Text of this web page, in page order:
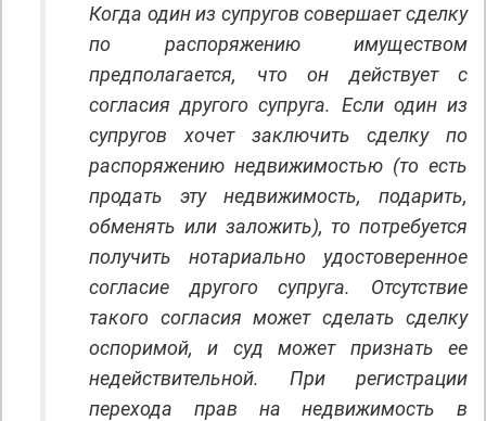
Когда один из супругов совершает сделку
по распоряжению имуществом
предполагается, что он действует с
согласия другого супруга. Если один из
супругов хочет заключить сделку по
распоряжению недвижимостью (то есть
продать эту недвижимость, подарить,
обменять или заложить), то потребуется
получить нотариально удостоверенное
согласие другого супруга. Отсутствие
такого согласия может сделать сделку
оспоримой, и суд может признать ее
недействительной. При регистрации
перехода прав на недвижимость в